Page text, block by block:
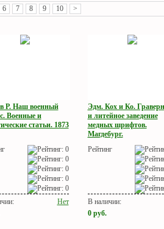
6 7 8 9 10 >
Р. Наш военный
Военные и
статьи. 1873
Нет
Эдм. Кох и Ко.
и литейное заведение
медных шрифтов.
Магдебург.
Рейтинг
В наличии:
0 руб.